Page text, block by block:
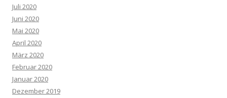
Juli 2020
Juni 2020
Mai 2020
April 2020
März 2020
Februar 2020
Januar 2020
Dezember 2019